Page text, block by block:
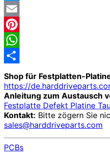
Twitter
Email
Pinterest
WhatsApp
Share
Shop für Festplatten-
https://
Anleitung zum Austausch
Festplatte Defekt Platine
Kontakt: Bitte zögern Sie
sales@harddriveparts.com
PCBs